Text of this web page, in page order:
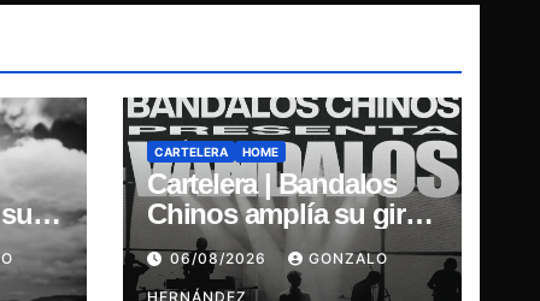
CARTELERA HOME
Cartelera | Bandalos
Chinos amplía su gira
por Chile y suma
concierto en
06/08/2026 GONZALO
HERNÁNDEZ